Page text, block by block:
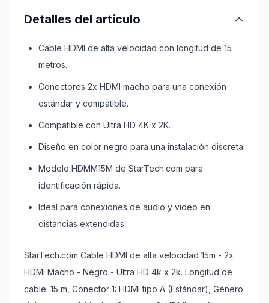
Detalles del artículo
Cable HDMI de alta velocidad con longitud de 15
metros.
Conectores 2x HDMI macho para una conexión
estándar y compatible.
Compatible con Ultra HD 4K x 2K.
Diseño en color negro para una instalación discreta.
Modelo HDMM15M de StarTech.com para
identificación rápida.
Ideal para conexiones de audio y video en
distancias extendidas.
StarTech.com Cable HDMI de alta velocidad 15m - 2x
HDMI Macho - Negro - Ultra HD 4k x 2k. Longitud de
cable: 15 m, Conector 1: HDMI tipo A (Estándar), Género